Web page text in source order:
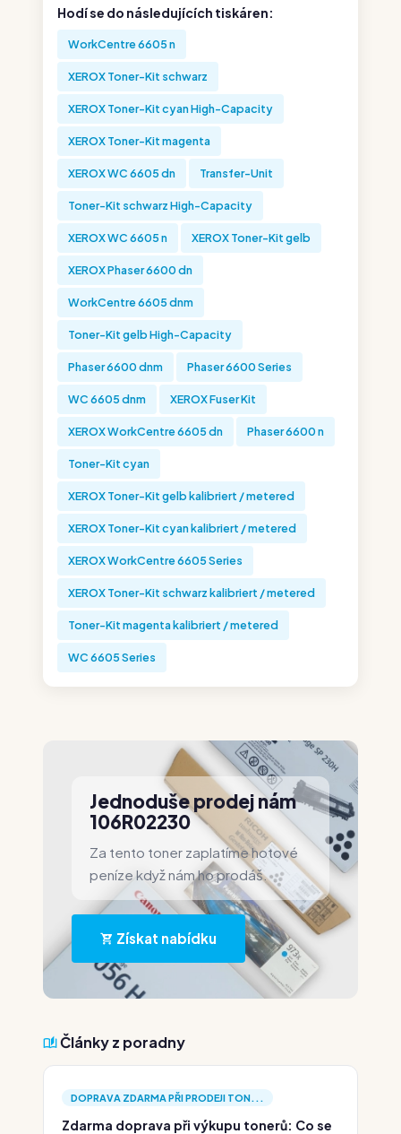
Hodí se do následujících tiskáren:
WorkCentre 6605 n
XEROX Toner-Kit schwarz
XEROX Toner-Kit cyan High-Capacity
XEROX Toner-Kit magenta
XEROX WC 6605 dn Transfer-Unit
Toner-Kit schwarz High-Capacity
XEROX WC 6605 n XEROX Toner-Kit gelb
XEROX Phaser 6600 dn
WorkCentre 6605 dnm
Toner-Kit gelb High-Capacity
Phaser 6600 dnm Phaser 6600 Series
WC 6605 dnm XEROX Fuser Kit
XEROX WorkCentre 6605 dn Phaser 6600 n
Toner-Kit cyan
XEROX Toner-Kit gelb kalibriert / metered
XEROX Toner-Kit cyan kalibriert / metered
XEROX WorkCentre 6605 Series
XEROX Toner-Kit schwarz kalibriert / metered
Toner-Kit magenta kalibriert / metered
WC 6605 Series
Jednoduše prodej nám
106R02230
Za tento toner zaplatíme hotové
peníze když nám ho prodáš.
Získat nabídku
Články z poradny
DOPRAVA ZDARMA PŘI PRODEJI TON...
Zdarma doprava při výkupu tonerů: Co se